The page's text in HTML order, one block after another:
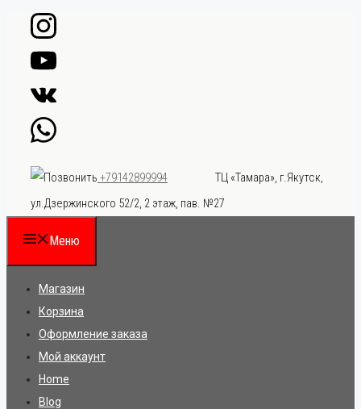
Перейти
содержимому
+79142899994
ТЦ «Тамара», г.Якутск,
ул.Дзержинского 52/2, 2 этаж, пав. №27
Меню
Магазин
Корзина
Оформление заказа
Мой аккаунт
Home
Blog